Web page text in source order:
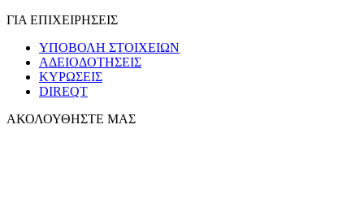
ΓΙΑ ΕΠΙΧΕΙΡΗΣΕΙΣ
ΥΠΟΒΟΛΗ ΣΤΟΙΧΕΙΩΝ
ΑΔΕΙΟΔΟΤΗΣΕΙΣ
ΚΥΡΩΣΕΙΣ
DIREQT
ΑΚΟΛΟΥΘΗΣΤΕ ΜΑΣ